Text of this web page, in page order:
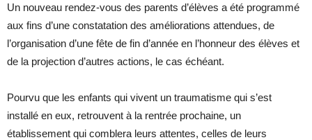
Un nouveau rendez-vous des parents d’élèves a été programmé
aux fins d’une constatation des améliorations attendues, de
l’organisation d’une fête de fin d’année en l’honneur des élèves et
de la projection d’autres actions, le cas échéant.
Pourvu que les enfants qui vivent un traumatisme qui s’est
installé en eux, retrouvent à la rentrée prochaine, un
établissement qui comblera leurs attentes, celles de leurs